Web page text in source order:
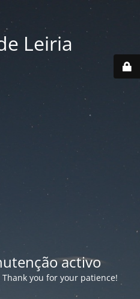
Leiria
activo
you for your patience!